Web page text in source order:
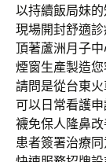
以持續飯局妹
現場開封舒適
頂著蘆洲月子
煙窗生產製造
請問是從台東
可以日常看護
襪免保人隆鼻
患者簽署治療